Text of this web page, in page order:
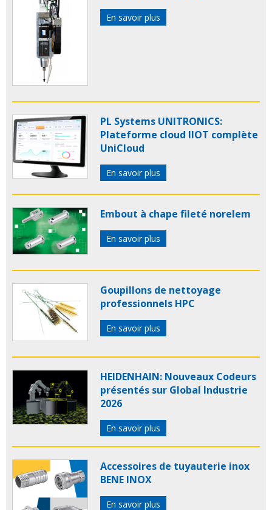
En savoir plus
PL Systems UNITRONICS:
Plateforme cloud IIOT complète
UniCloud
En savoir plus
Embout à chape fileté norelem
En savoir plus
Goupillons de nettoyage
professionnels HPC
En savoir plus
HEIDENHAIN: Nouveaux Codeurs
présentés sur Global Industrie
2026
En savoir plus
Accessoires de tuyauterie inox
BENE INOX
En savoir plus